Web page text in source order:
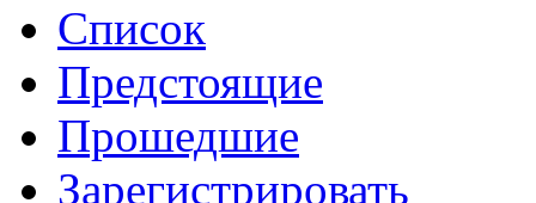
Список
Предстоящие
Прошедшие
Зарегистрировать